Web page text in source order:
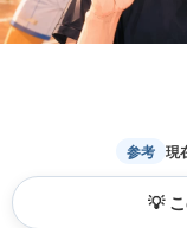
参考 現
💡